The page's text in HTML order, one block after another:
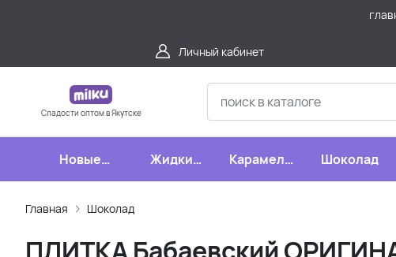
Личный кабинет
Сладости оптом в Якутске
Новые
поступления
Жидкие
конфеты
Карамель,
леденцы,
Шоколад
Главная Шоколад